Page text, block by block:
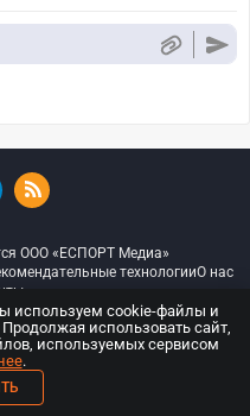
ООО «ЕСПОРТ Медиа»
технологииО нас
права защищены
регистрации средств массовой
используем cookie-файлы и
Продолжая использовать сайт,
используемых сервисом
.